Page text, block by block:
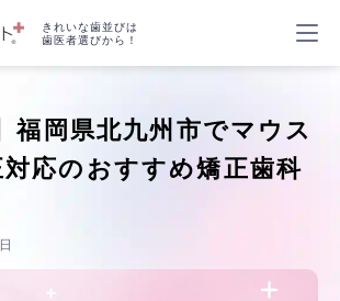
きれいな歯並びは
歯医者選びから！
福岡県北九州市でマウス
応のおすすめ矯正歯科